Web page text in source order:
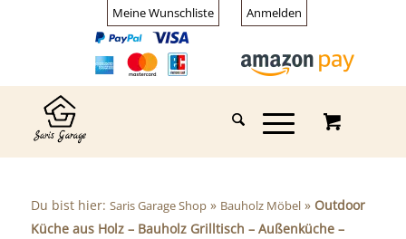
Meine Wunschliste Anmelden
Du bist hier: Saris Garage Shop» Bauholz Möbel» Outdoor
Küche aus Holz – Bauholz Grilltisch – Außenküche –